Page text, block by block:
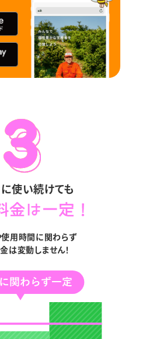
使い続けても
用時間に関わらず
は変動しません！